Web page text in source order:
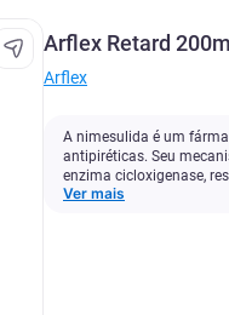
Arflex Retard
Arflex
A nimesulida é um
antipiréticas. Seu
enzima cicloxigenase,
Ver mais